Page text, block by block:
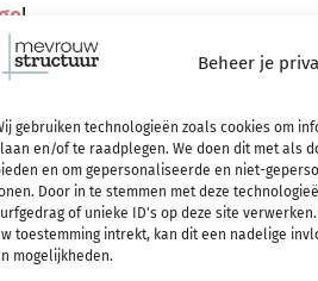
Beheer je
gebruiken technologieën zoals cookies om
en/of te raadplegen. We doen dit met als
en om gepersonaliseerde en niet-
Door in te stemmen met deze
of unieke ID's op deze site
toestemming intrekt, kan dit een nadelige
mogelijkheden.
!
in huis